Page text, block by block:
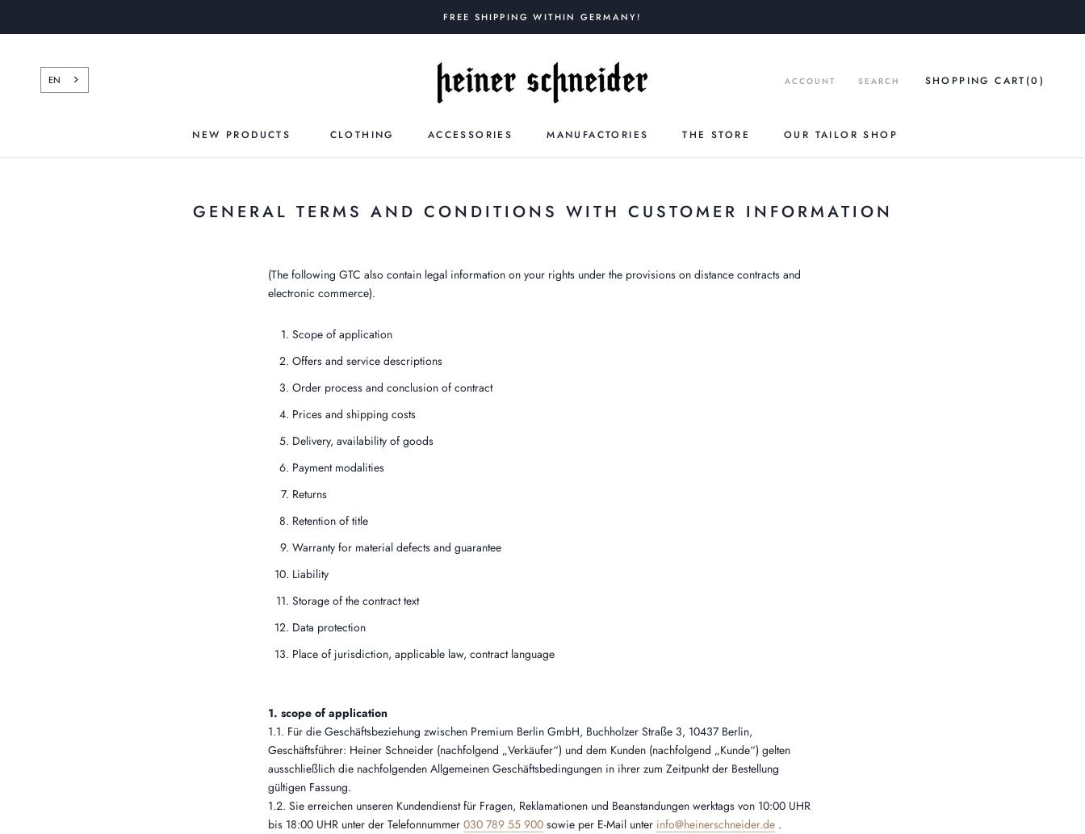
FREE SHIPPING WITHIN GERMANY!
NEW PRODUCTS CLOTHING ACCESSORIES MANUFACTORIES THE STORE OUR TAILOR SHOP
EN ACCOUNT SEARCH SHOPPING CART (0 )
GENERAL TERMS AND CONDITIONS WITH CUSTOMER INFORMATION
(The following GTC also contain legal information on your rights under the provisions on distance contracts and
electronic commerce).
Scope of application
Offers and service descriptions
Order process and conclusion of contract
Prices and shipping costs
Delivery, availability of goods
Payment modalities
Returns
Retention of title
Warranty for material defects and guarantee
Liability
Storage of the contract text
Data protection
Place of jurisdiction, applicable law, contract language
1. scope of application
1.1. Für die Geschäftsbeziehung zwischen Premium Berlin GmbH, Buchholzer Straße 3, 10437 Berlin,
Geschäftsführer: Heiner Schneider (nachfolgend „Verkäufer“) und dem Kunden (nachfolgend „Kunde“) gelten
ausschließlich die nachfolgenden Allgemeinen Geschäftsbedingungen in ihrer zum Zeitpunkt der Bestellung
gültigen Fassung.
1.2. Sie erreichen unseren Kundendienst für Fragen, Reklamationen und Beanstandungen werktags von 10:00 UHR
bis 18:00 UHR unter der Telefonnummer 030 789 55 900 sowie per E-Mail unter info@heinerschneider.de .